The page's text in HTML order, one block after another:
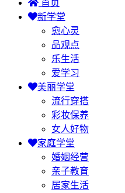
首页
新学堂
愈心灵
品观点
乐生活
爱学习
美丽学堂
流行穿搭
彩妆保养
女人好物
家庭学堂
婚姻经营
亲子教育
居家生活